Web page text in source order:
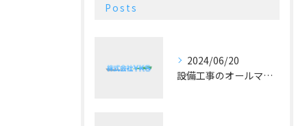
Posts
2024/06/20
設備工事のオールマイティー！施工実績豊富な空調設備業